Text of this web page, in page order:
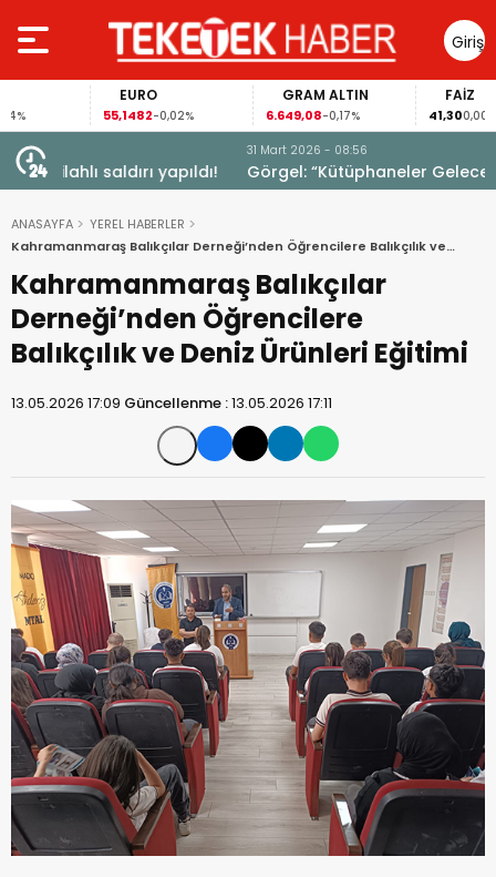
Giriş
Yap
EURO
55,1482-0,02%
GRAM ALTIN
6.649,08-0,17%
FAİZ
41,30 0,00%
Görgel: “Kütüphaneler Geleceğimizi Şekillendiriyor”
ANASAYFA
YEREL HABERLER
Kahramanmaraş Balıkçılar Derneği’nden Öğrencilere Balıkçılık ve
Deniz Ürünleri Eğitimi
Kahramanmaraş Balıkçılar
Derneği’nden Öğrencilere
Balıkçılık ve Deniz Ürünleri Eğitimi
13.05.2026 17:09 Güncellenme :13.05.2026 17:11